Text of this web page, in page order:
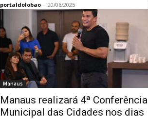
portaldolobao - 20/06/2025
Manaus
Manaus realizará 4ª Conferência
Municipal das Cidades nos dias